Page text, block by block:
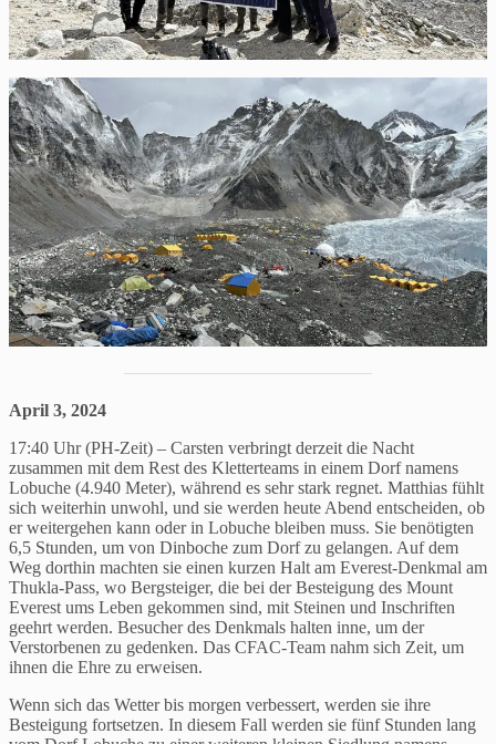
April 3, 2024
17:40 Uhr (PH-Zeit) – Carsten verbringt derzeit die Nacht
zusammen mit dem Rest des Kletterteams in einem Dorf namens
Lobuche (4.940 Meter), während es sehr stark regnet. Matthias fühlt
sich weiterhin unwohl, und sie werden heute Abend entscheiden, ob
er weitergehen kann oder in Lobuche bleiben muss. Sie benötigten
6,5 Stunden, um von Dinboche zum Dorf zu gelangen. Auf dem
Weg dorthin machten sie einen kurzen Halt am Everest-Denkmal am
Thukla-Pass, wo Bergsteiger, die bei der Besteigung des Mount
Everest ums Leben gekommen sind, mit Steinen und Inschriften
geehrt werden. Besucher des Denkmals halten inne, um der
Verstorbenen zu gedenken. Das CFAC-Team nahm sich Zeit, um
ihnen die Ehre zu erweisen.
Wenn sich das Wetter bis morgen verbessert, werden sie ihre
Besteigung fortsetzen. In diesem Fall werden sie fünf Stunden lang